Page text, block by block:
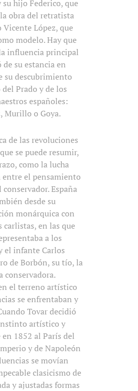
su hijo Federico, que
obra del retratista
Vicente López, que
modelo. Hay que
influencia principal
de su estancia en
su descubrimiento
Prado y de los
españoles:
Murillo o Goya.
de las revoluciones
se puede resumir,
como la lucha
entre el pensamiento
España
desde su
monárquica con
carlistas, en las que
a los
el infante Carlos
de Borbón, su tío, la
conservadora.
el terreno artístico
se enfrentaban y
Tovar decidió
artístico y
en 1852 al París del
y de Napoleón
se movían
clasicismo de
y ajustadas formas